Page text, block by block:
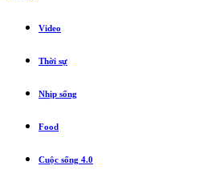
Video
Thời sự
Nhịp sống
Food
Cuộc sống 4.0